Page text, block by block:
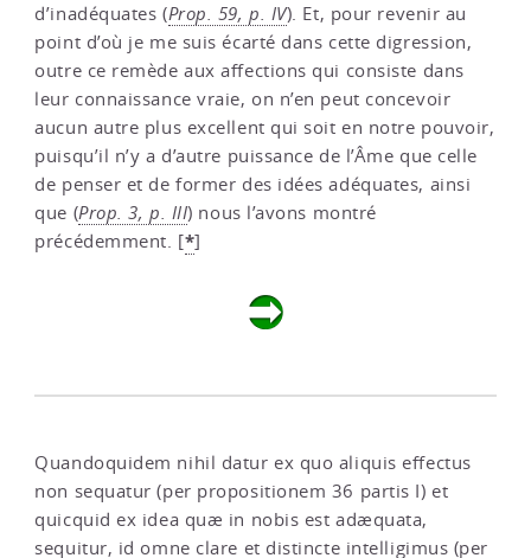
d’inadéquates (Prop. 59, p. IV). Et, pour revenir au
point d’où je me suis écarté dans cette digression,
outre ce remède aux affections qui consiste dans
leur connaissance vraie, on n’en peut concevoir
aucun autre plus excellent qui soit en notre pouvoir,
puisqu’il n’y a d’autre puissance de l’Âme que celle
de penser et de former des idées adéquates, ainsi
que (Prop. 3, p. III) nous l’avons montré
précédemment. [*]
Quandoquidem nihil datur ex quo aliquis effectus
non sequatur (per propositionem 36 partis I) et
quicquid ex idea quæ in nobis est adæquata,
sequitur, id omne clare et distincte intelligimus (per